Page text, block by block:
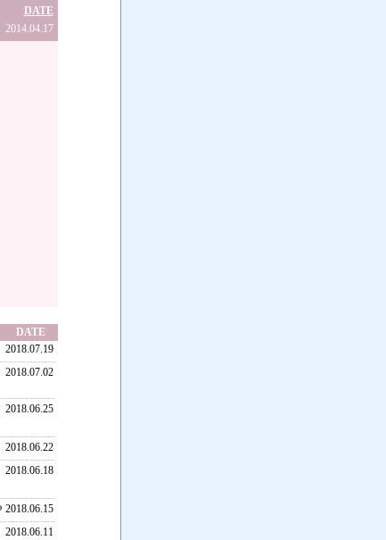
DATE
2014.04.17
DATE
2018.07.19
2018.07.02
2018.06.25
2018.06.22
2018.06.18
2018.06.15
2018.06.11